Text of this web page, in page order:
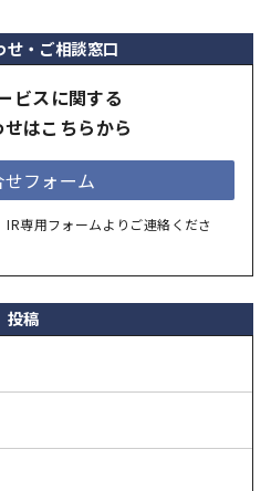
せ・ご相談窓口
ビスに関する
はこちらから
フォーム
専用フォームよりご連絡くださ
投稿